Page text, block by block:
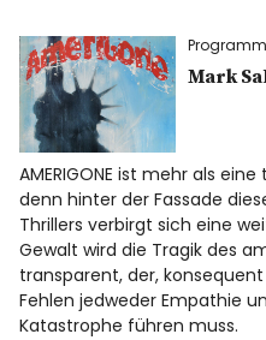
Programm
Mark
AMERIGONE ist mehr als
denn hinter der Fassade
Thrillers verbirgt sich eine
Gewalt wird die Tragik des
transparent, der,
Fehlen jedweder Empathie
Katastrophe führen muss.